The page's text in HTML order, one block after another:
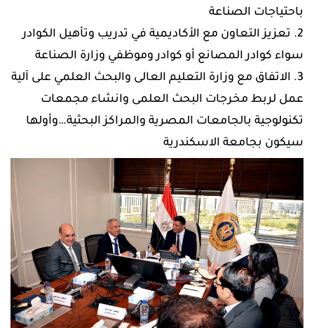
باحتياجات الصناعة
2. تعزيز التعاون مع الأكاديمية في تدريب وتأهيل الكوادر
سواء كوادر المصانع أو كوادر وموظفي وزارة الصناعة
3. الاتفاق مع وزارة التعليم العالى والبحث العلمي على آلية
عمل لربط مخرجات البحث العلمى وانشاء مجمعات
تكنولوجية بالجامعات المصرية والمراكز البحثية…وأولها
سيكون بجامعة الاسكندرية